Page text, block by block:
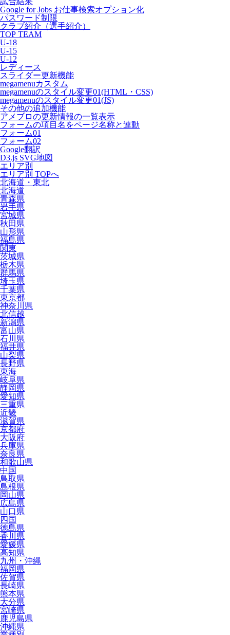
Google for Jobs お仕事検索オプション化
パスワード制限
クラブ紹介（選手紹介）
TOP TEAM
U-18
U-15
U-12
レディース
スライダー更新機能
megamenuカスタム
megamenuのスタイル変更01(HTML・CSS)
megamenuのスタイル変更01(JS)
その他の追加機能
アメブロの更新情報の一覧表示
フォームの項目名をページ名称と連動
フォーム01
フォーム02
Google翻訳
D3.js SVG地図
エリア別
エリア別 TOPへ
北海道・東北
北海道
青森県
岩手県
宮城県
秋田県
山形県
福島県
関東
茨城県
栃木県
群馬県
埼玉県
千葉県
東京都
神奈川県
北信越
新潟県
富山県
石川県
福井県
山梨県
長野県
東海
岐阜県
静岡県
愛知県
三重県
近畿
滋賀県
京都府
大阪府
兵庫県
奈良県
和歌山県
中国
鳥取県
島根県
岡山県
広島県
山口県
四国
徳島県
香川県
愛媛県
高知県
九州・沖縄
福岡県
佐賀県
長崎県
熊本県
大分県
宮崎県
鹿児島県
沖縄県